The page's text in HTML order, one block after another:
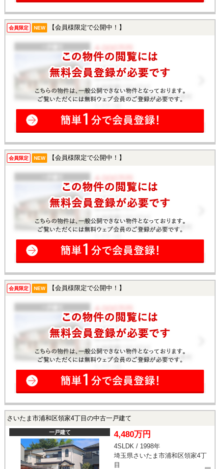
会員限定 NEW 【会員様限定で公開中！】
会員限定 NEW 【会員様限定で公開中！】
会員限定 NEW 【会員様限定で公開中！】
さいたま市浦和区領家4丁目の中古一戸建て
一戸建て 4,480万円
4SLDK / 1998年
埼玉県さいたま市浦和区領家4丁
目